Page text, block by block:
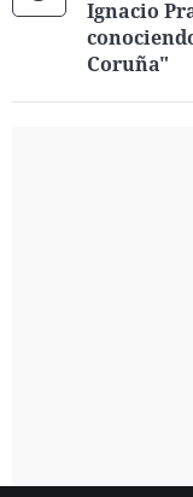
Ignacio
Coruña"